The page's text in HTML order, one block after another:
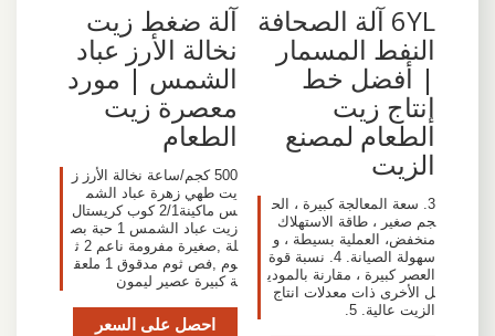
6YL آلة الصحافة
النفط المسمار
| أفضل خط
إنتاج زيت
الطعام لمصنع
الزيت
3. سعة المعالجة كبيرة ، الح
جم صغير ، طاقة الاستهلاك
منخفض، العملية بسيطة ، و
سهولة الصيانة. 4. نسبة قوة
العصر كبيرة ، مقارنة بالمودي
ل الأخرى ذات معدلات انتاج
الزيت عالية. 5.
آلة ضغط زيت
نخالة الأرز عباد
الشمس | مورد
معصرة زيت
الطعام
500 كجم/ساعة نخالة الأرز ز
يت طهي زهرة عباد الشم
س ماكينة2/1 كوب كريستال
زيت عباد الشمس 1 حبة بص
لة ,صغيرة مفرومة ناعم 2 ث
وم ,فص ثوم مدقوق 1 ملعق
ة كبيرة عصير ليمون
احصل على السعر